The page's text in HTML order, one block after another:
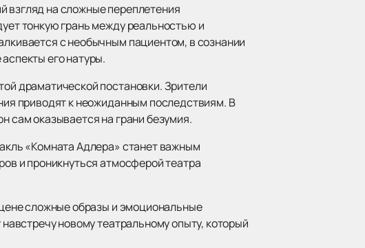
взгляд на сложные переплетения
тонкую грань между реальностью и
с необычным пациентом, в сознании
его натуры.
драматической постановки. Зрители
приводят к неожиданным последствиям. В
сам оказывается на грани безумия.
«Комната Адлера» станет важным
и проникнуться атмосферой театра
сложные образы и эмоциональные
новому театральному опыту, который